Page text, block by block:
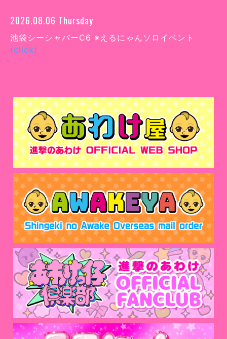
2026.08.06 Thursday
池袋シーシャバーC6 ※えるにゃんソロイベント
(click)